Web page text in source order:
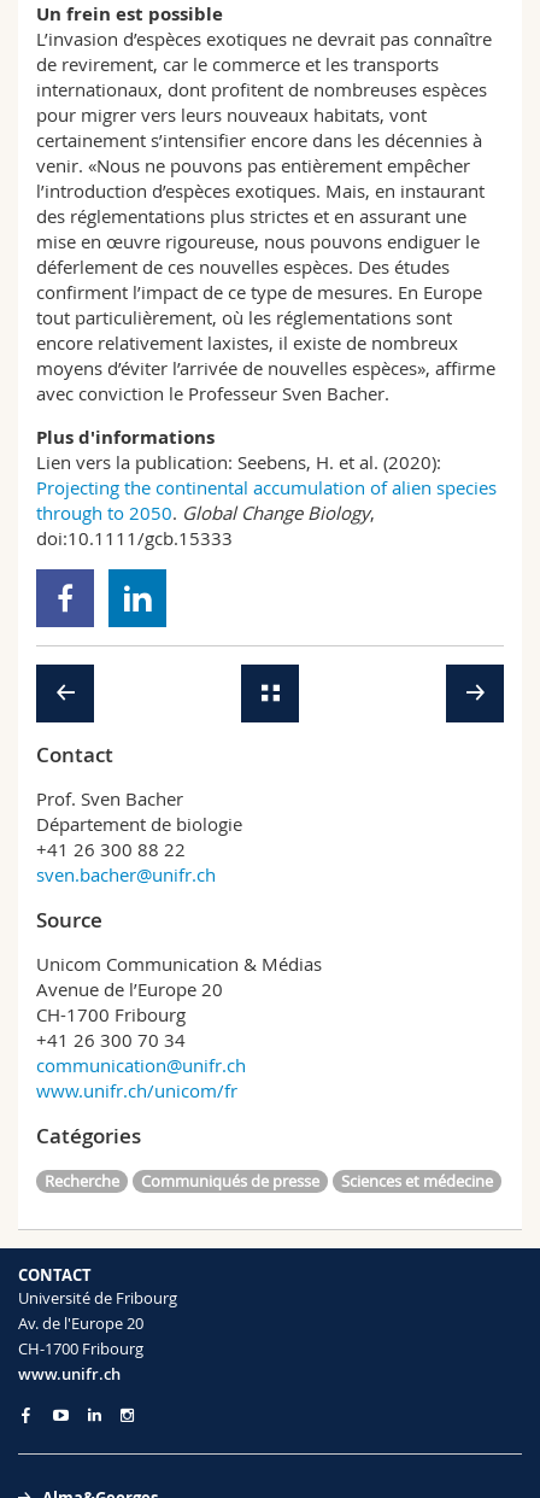
Un frein est possible
L’invasion d’espèces exotiques ne devrait pas connaître
de revirement, car le commerce et les transports
internationaux, dont profitent de nombreuses espèces
pour migrer vers leurs nouveaux habitats, vont
certainement s’intensifier encore dans les décennies à
venir. «Nous ne pouvons pas entièrement empêcher
l’introduction d’espèces exotiques. Mais, en instaurant
des réglementations plus strictes et en assurant une
mise en œuvre rigoureuse, nous pouvons endiguer le
déferlement de ces nouvelles espèces. Des études
confirment l’impact de ce type de mesures. En Europe
tout particulièrement, où les réglementations sont
encore relativement laxistes, il existe de nombreux
moyens d’éviter l’arrivée de nouvelles espèces», affirme
avec conviction le Professeur Sven Bacher.
Plus d'informations
Lien vers la publication: Seebens, H. et al. (2020):
Projecting the continental accumulation of alien species
through to 2050. Global Change Biology,
doi:10.1111/gcb.15333
Contact
Prof. Sven Bacher
Département de biologie
+41 26 300 88 22
sven.bacher@unifr.ch
Source
Unicom Communication & Médias
Avenue de l’Europe 20
CH-1700 Fribourg
+41 26 300 70 34
communication@unifr.ch
www.unifr.ch/unicom/fr
Catégories
Recherche Communiqués de presse Sciences et médecine
CONTACT
Université de Fribourg
Av. de l'Europe 20
CH-1700 Fribourg
www.unifr.ch